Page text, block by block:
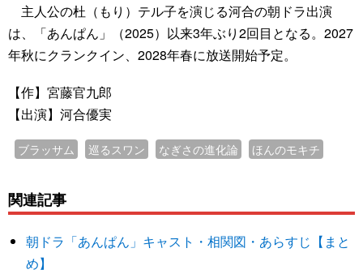
主人公の杜（もり）テル子を演じる河合の朝ドラ出演
は、「あんぱん」（2025）以来3年ぶり2回目となる。2027
年秋にクランクイン、2028年春に放送開始予定。
【作】宮藤官九郎
【出演】河合優実
ブラッサム 巡るスワン なぎさの進化論 ほんのモキチ
関連記事
朝ドラ「あんぱん」キャスト・相関図・あらすじ【まと
め】